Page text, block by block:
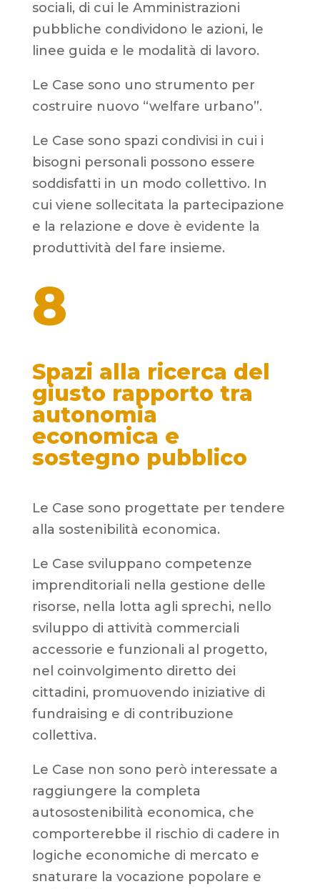
sociali, di cui le Amministrazioni
pubbliche condividono le azioni, le
linee guida e le modalità di lavoro.
Le Case sono uno strumento per
costruire nuovo “welfare urbano”.
Le Case sono spazi condivisi in cui i
bisogni personali possono essere
soddisfatti in un modo collettivo. In
cui viene sollecitata la partecipazione
e la relazione e dove è evidente la
produttività del fare insieme.
8
Spazi alla ricerca del
giusto rapporto tra
autonomia
economica e
sostegno pubblico
Le Case sono progettate per tendere
alla sostenibilità economica.
Le Case sviluppano competenze
imprenditoriali nella gestione delle
risorse, nella lotta agli sprechi, nello
sviluppo di attività commerciali
accessorie e funzionali al progetto,
nel coinvolgimento diretto dei
cittadini, promuovendo iniziative di
fundraising e di contribuzione
collettiva.
Le Case non sono però interessate a
raggiungere la completa
autosostenibilità economica, che
comporterebbe il rischio di cadere in
logiche economiche di mercato e
snaturare la vocazione popolare e